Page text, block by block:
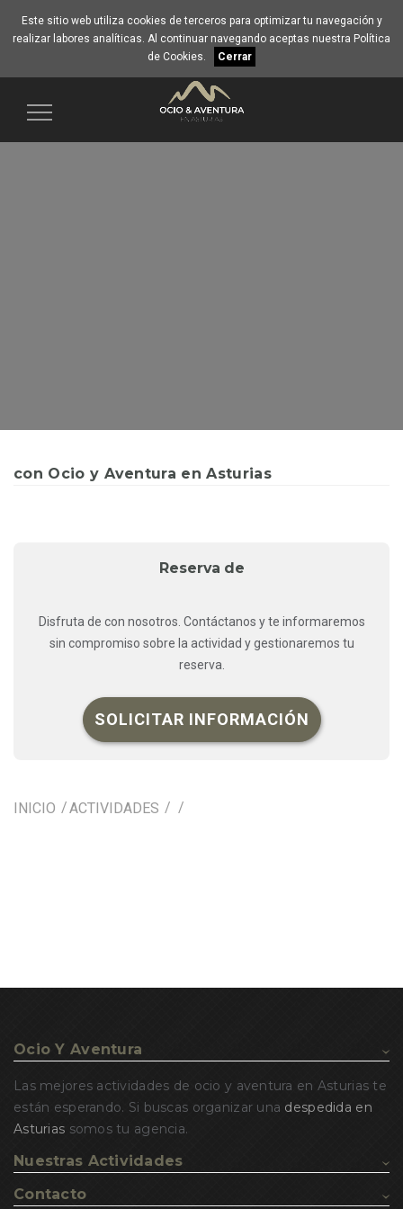
Navegación
Este sitio web utiliza cookies de terceros para optimizar tu navegación y
realizar labores analíticas. Al continuar navegando aceptas nuestra Política
de Cookies. Cerrar
con Ocio y Aventura en Asturias
Reserva de
Disfruta de con nosotros. Contáctanos y te informaremos
sin compromiso sobre la actividad y gestionaremos tu
reserva.
SOLICITAR INFORMACIÓN
INICIO ACTIVIDADES
Ocio Y Aventura
Las mejores actividades de ocio y aventura en Asturias te
están esperando. Si buscas organizar una despedida en
Asturias somos tu agencia.
Nuestras Actividades
Contacto